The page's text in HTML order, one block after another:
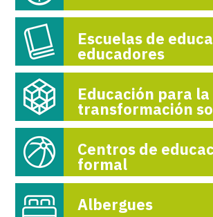
Escuelas de
educadores
Educación para la
transformación
Centros de
formal
Albergues